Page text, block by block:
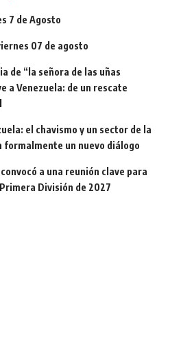
7 de Agosto
07 de agosto
de “la señora de las uñas
a Venezuela: de un rescate
el chavismo y un sector de la
formalmente un nuevo diálogo
a una reunión clave para
División de 2027